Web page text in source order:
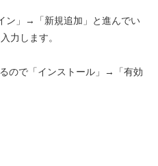
ン」→「新規追加」と進んでい
力します。
ので「インストール」→「有効